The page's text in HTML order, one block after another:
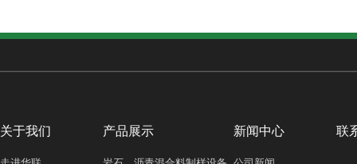
关于我们 产品展示 新闻中心 联